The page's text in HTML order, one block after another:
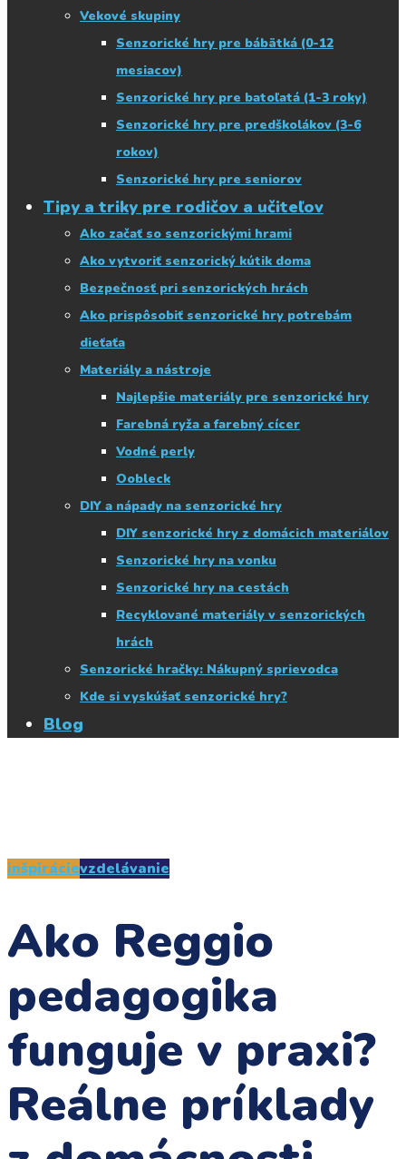
Vekové skupiny
Senzorické hry pre bábätká (0-12
mesiacov)
Senzorické hry pre batoľatá (1-3 roky)
Senzorické hry pre predškolákov (3-6
rokov)
Senzorické hry pre seniorov
Tipy a triky pre rodičov a učiteľov
Ako začať so senzorickými hrami
Ako vytvoriť senzorický kútik doma
Bezpečnosť pri senzorických hrách
Ako prispôsobiť senzorické hry potrebám
dieťaťa
Materiály a nástroje
Najlepšie materiály pre senzorické hry
Farebná ryža a farebný cícer
Vodné perly
Oobleck
DIY a nápady na senzorické hry
DIY senzorické hry z domácich materiálov
Senzorické hry na vonku
Senzorické hry na cestách
Recyklované materiály v senzorických
hrách
Senzorické hračky: Nákupný sprievodca
Kde si vyskúšať senzorické hry?
Blog
inšpirácievzdelávanie
Ako Reggio
pedagogika
funguje v praxi?
Reálne príklady